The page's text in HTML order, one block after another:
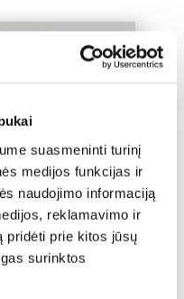
suasmeninti turinį
medijos funkcijas ir
naudojimo informaciją
reklamavimo ir
pridėti prie kitos jūsų
surinktos